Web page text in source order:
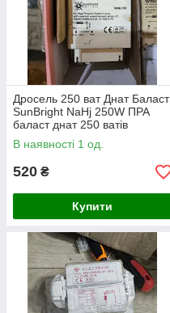
Дросель 250 ват Днат Баласт
SunBright NaHj 250W ПРА
баласт днат 250 ватів
(демонтаж)
В наявності 1 од.
520 ₴
Купити